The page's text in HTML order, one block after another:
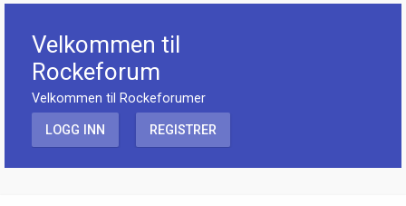
Velkommen til
Rockeforum
Velkommen til Rockeforumer
LOGG INN REGISTRER